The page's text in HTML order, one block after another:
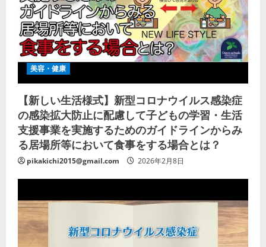
美容・健康
【新しい生活様式】新型コロナウイルス感染症
の感染拡大防止に配慮して子どもの学習・生活
支援事業を実施するためのガイドラインからみ
る居場所等において食事をする場合とは？
pikakichi2015@gmail.com 2026年2月8日